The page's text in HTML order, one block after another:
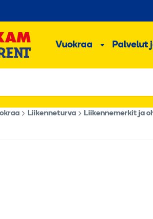
Vuokraa Alavalikko
Palvelut
Liikenneturva Liikennemerkit ja